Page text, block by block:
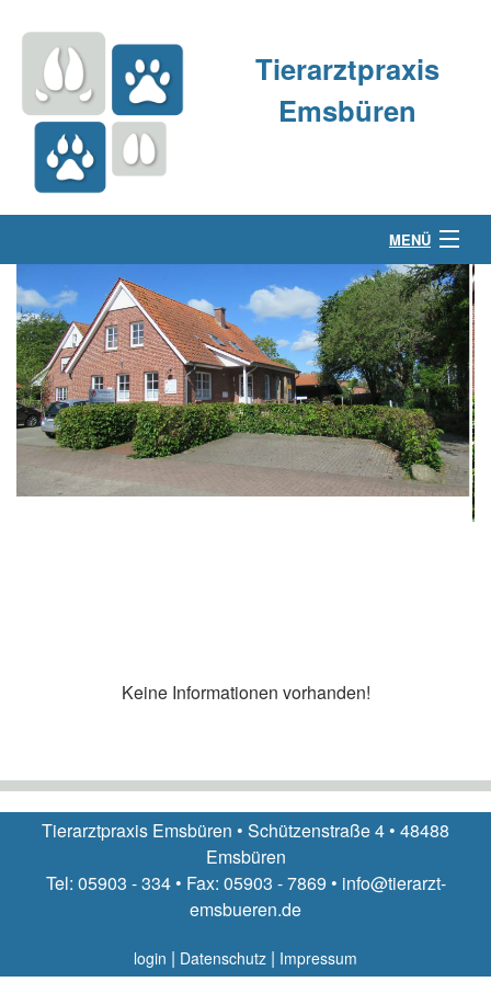
Tierarztpraxis
Emsbüren
MENÜ
Über uns
Kleintierpraxis
Großtierpraxis
Kontakt & Anfahrt
Keine Informationen vorhanden!
Tierarztpraxis Emsbüren • Schützenstraße 4 • 48488
Emsbüren
Tel: 05903 - 334 • Fax: 05903 - 7869 • info@tierarzt-
emsbueren.de
login | Datenschutz | Impressum